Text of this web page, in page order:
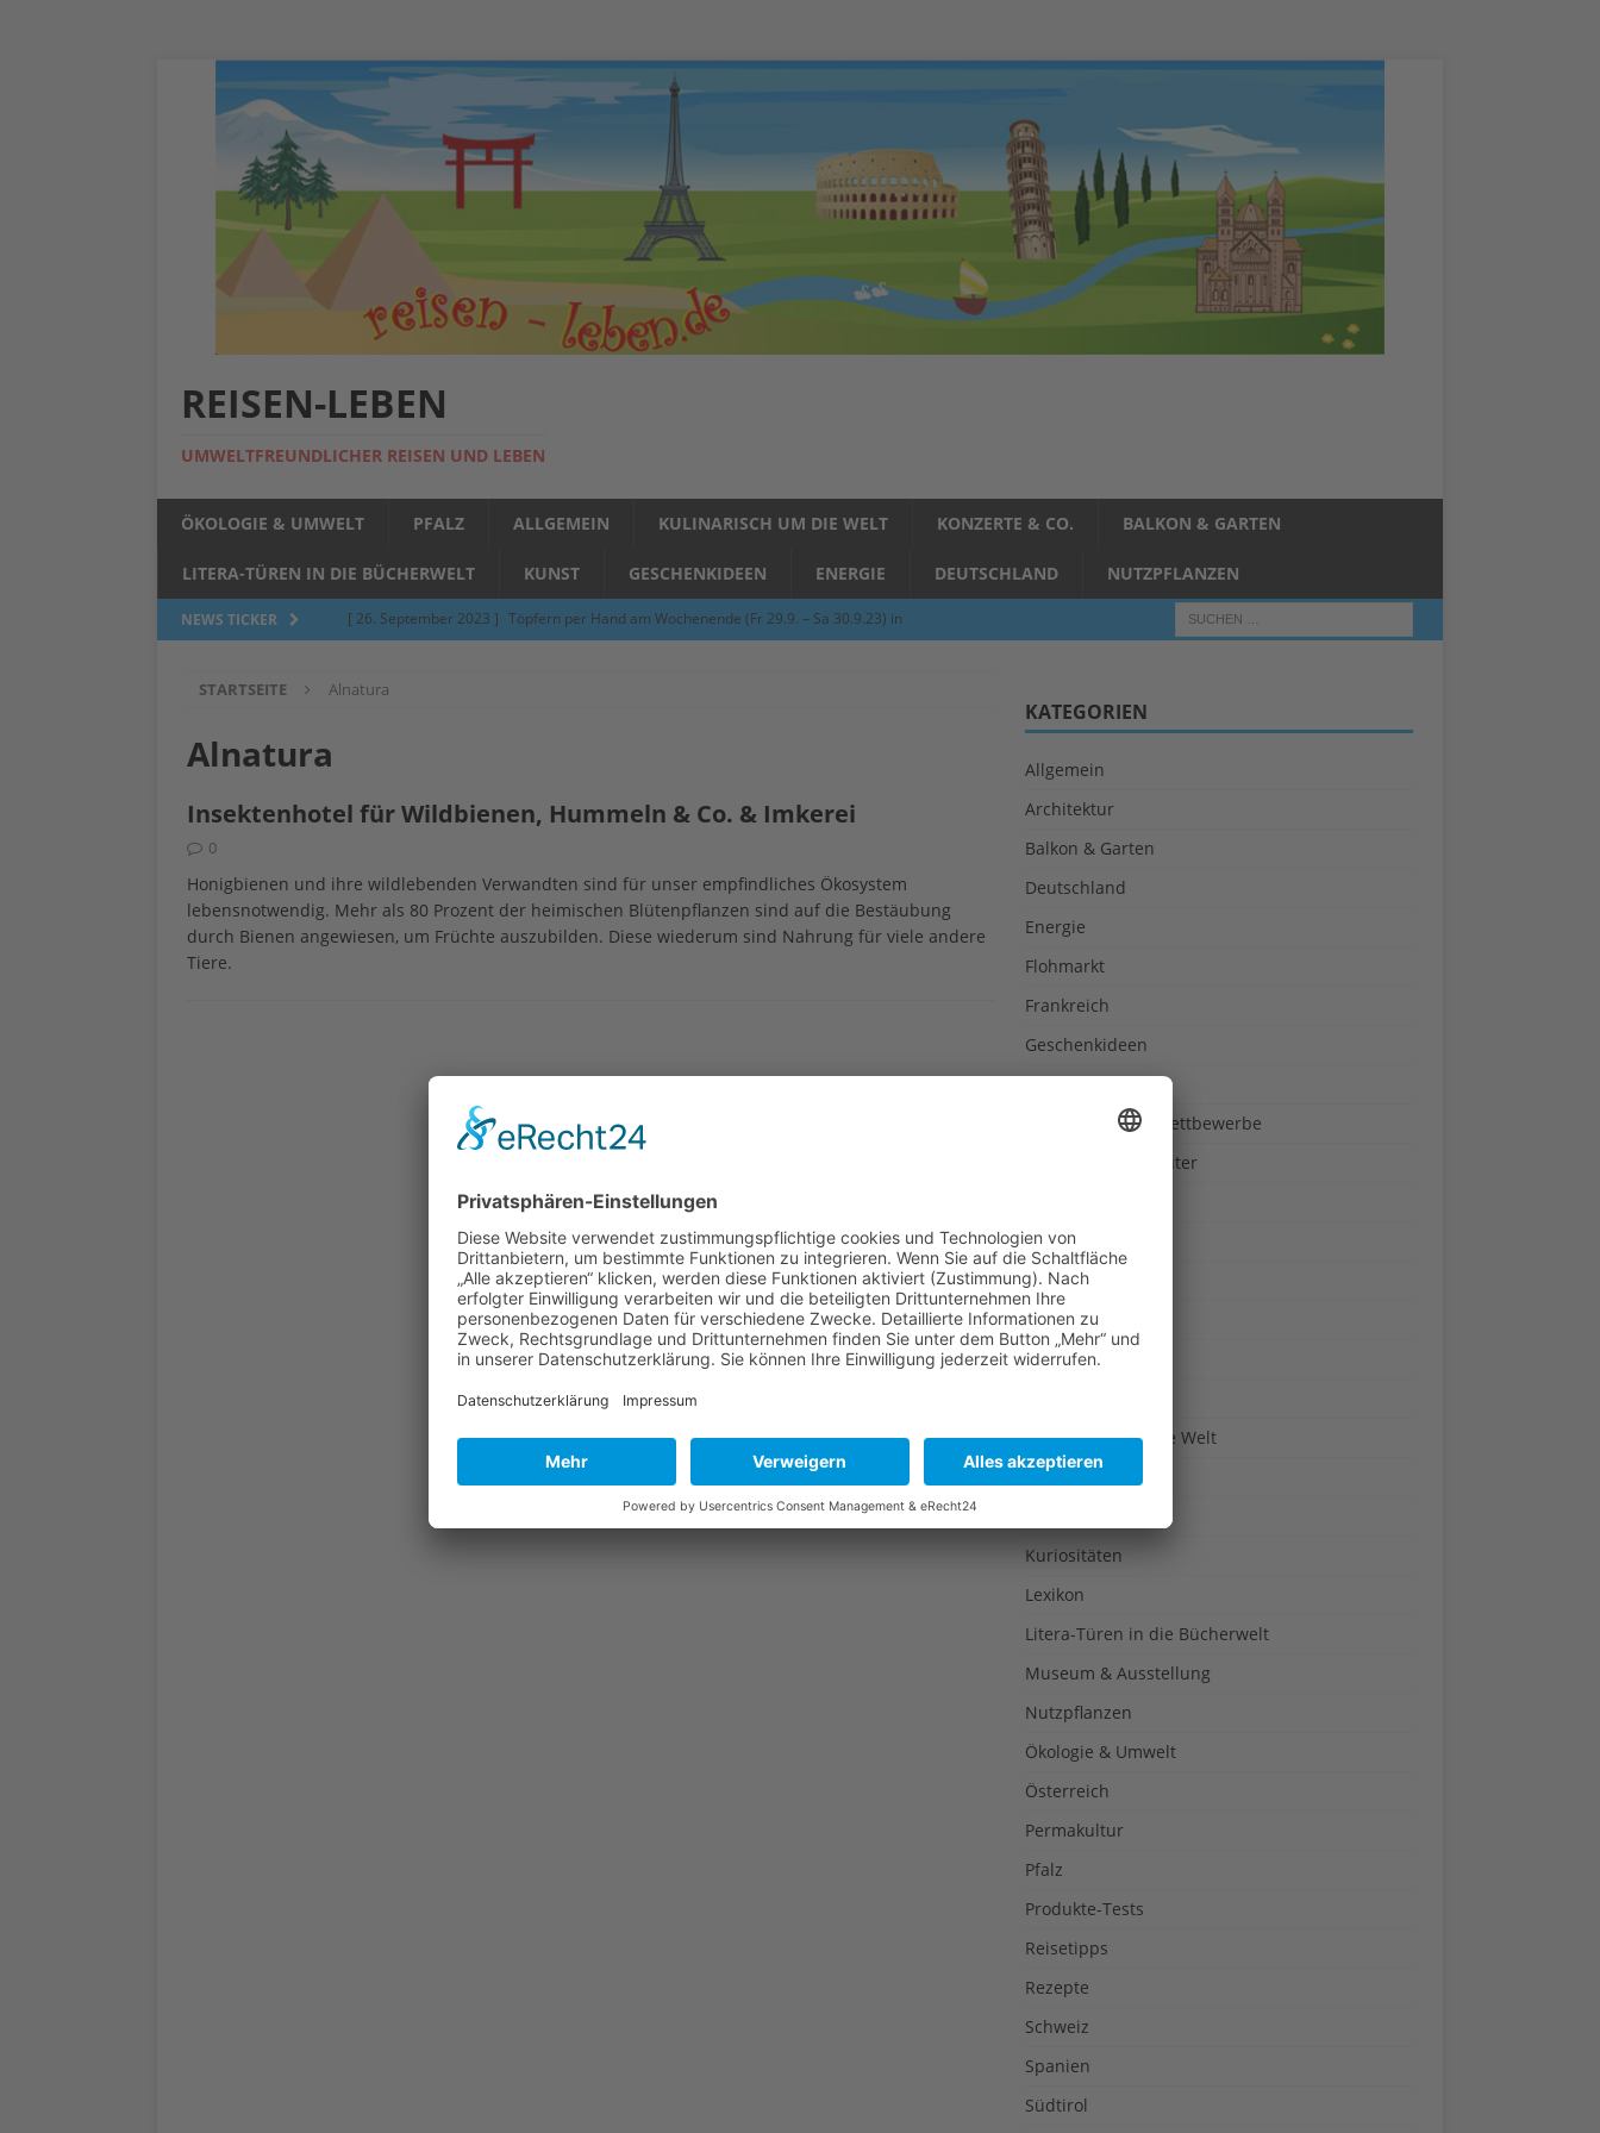
REISEN-LEBEN
UMWELTFREUNDLICHER REISEN UND LEBEN
ÖKOLOGIE & UMWELT PFALZ ALLGEMEIN KULINARISCH UM DIE WELT KONZERTE & CO. BALKON & GARTEN
LITERA-TÜREN IN DIE BÜCHERWELT KUNST GESCHENKIDEEN ENERGIE DEUTSCHLAND NUTZPFLANZEN
NEWS TICKER [ 26. September 2023 ] Töpfern per Hand am Wochenende (Fr 29.9. – Sa 30.9.23) in
[ 5. Juni 2023 ]
[ 24. März 2023 ] Töpfern per Hand am Abend in Limburgerhof
ALLGEMEIN
[ 12. Juni 2014 ]
Grasmilben (Herbstgrasmilben, Erntemilben) sind unterwegs: Das große
Jucken auf acht Beinen…
GESUNDHEIT
STARTSEITE Alnatura
Alnatura
Insektenhotel für Wildbienen, Hummeln & Co. & Imkerei
0
Honigbienen und ihre wildlebenden Verwandten sind für unser empfindliches Ökosystem
lebensnotwendig. Mehr als 80 Prozent der heimischen Blütenpflanzen sind auf die Bestäubung
durch Bienen angewiesen, um Früchte auszubilden. Diese wiederum sind Nahrung für viele andere
Tiere.
KATEGORIEN
Allgemein
Architektur
Balkon & Garten
Deutschland
Energie
Flohmarkt
Frankreich
Geschenkideen
Gewinnspiele & Wettbewerbe
Gewürze und Kräuter
Hochwasser
Ideen-Reich
Italien
Japan
Kulinarisch um die Welt
Kultur
Kuriositäten
Lexikon
Litera-Türen in die Bücherwelt
Museum & Ausstellung
Nutzpflanzen
Ökologie & Umwelt
Österreich
Permakultur
Pfalz
Produkte-Tests
Reisetipps
Rezepte
Schweiz
Spanien
Südtirol